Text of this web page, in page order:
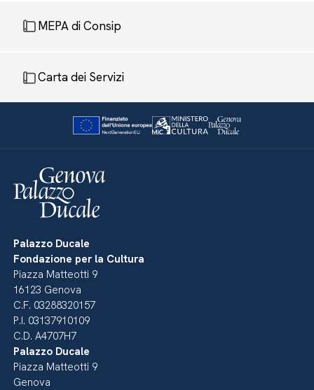
MEPA di Consip
Carta dei Servizi
Palazzo Ducale
Fondazione per la Cultura
Piazza Matteotti 9
16123 Genova
C.F. 03288320157
P.I. 03137910109
C.D. A4707H7
Palazzo Ducale
Piazza Matteotti 9
Genova